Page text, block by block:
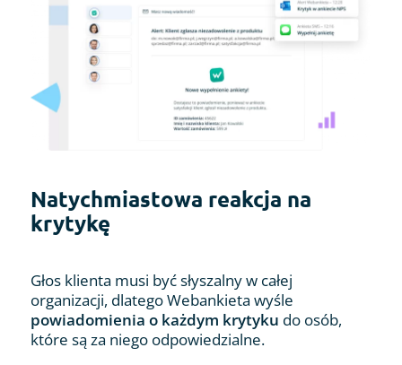
Natychmiastowa reakcja na
krytykę
Głos klienta musi być słyszalny w całej
organizacji, dlatego Webankieta wyśle
powiadomienia o każdym krytyku do osób,
które są za niego odpowiedzialne.